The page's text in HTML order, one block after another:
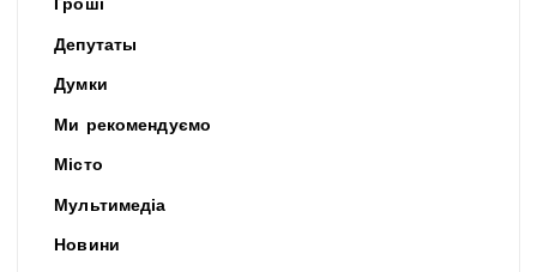
Гроші
Депутаты
Думки
Ми рекомендуємо
Місто
Мультимедіа
Новини